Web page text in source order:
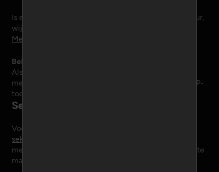
Is een broer, zus, vriend of buurman .NET programmeur,
wijs hem of haar dan op deze vacature:
Medior/Senior .NET Developer
Beloning
Als hij of zij bij ons komt werken, dan belonen wij je
met maar liefst 1.000 euro tipgeld en een jaar lang VIP-
toegang.
Sexydatingnetworks-shop.nl
Voortaan kan men bij ons ook terecht voor
seksspeeltjes
meer nodig kan zijn om je seksleven nog spannender te
maken.